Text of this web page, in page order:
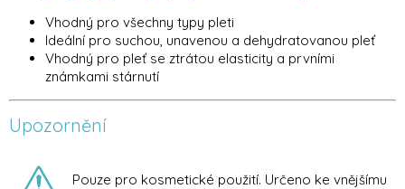
Vhodný pro všechny typy pleti
Ideální pro suchou, unavenou a dehydratovanou pleť
Vhodný pro pleť se ztrátou elasticity a prvními
známkami stárnutí
Upozornění
Pouze pro kosmetické použití. Určeno ke vnějšímu